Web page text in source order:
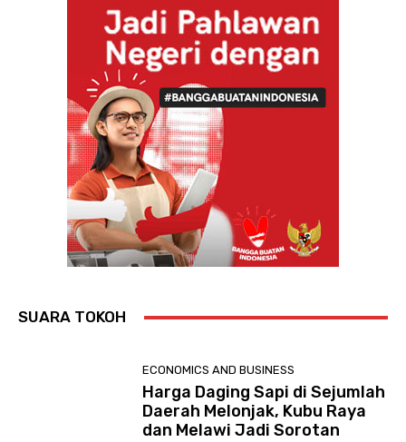
SUARA TOKOH
ECONOMICS AND BUSINESS
Harga Daging Sapi di Sejumlah
Daerah Melonjak, Kubu Raya
dan Melawi Jadi Sorotan